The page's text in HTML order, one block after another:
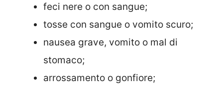
feci nere o con sangue;
tosse con sangue o vomito scuro;
nausea grave, vomito o mal di
stomaco;
arrossamento o gonfiore;